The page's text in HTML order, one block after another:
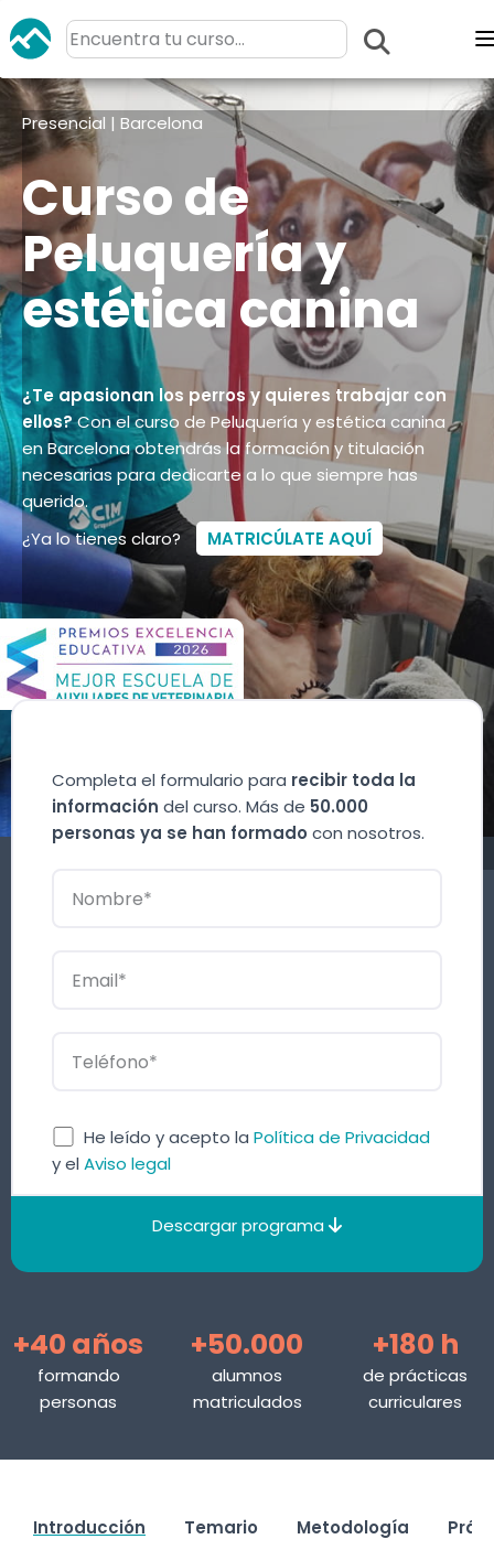
Presencial | Barcelona
Curso de
Peluquería y
estética canina
¿Te apasionan los perros y quieres trabajar con
ellos?Con el curso de Peluquería y estética canina
en Barcelona obtendrás la formación y titulación
necesarias para dedicarte a lo que siempre has
querido.
¿Ya lo tienes claro?
MATRICÚLATE AQUÍ
Completa el formulario para recibir toda la
información del curso. Más de 50.000
personas ya se han formado con nosotros.
He leído y acepto la Política de Privacidad
y el Aviso legal
Descargar programa
+40 años
formando
personas
+50.000
alumnos
matriculados
+180 h
de prácticas
curriculares
Introducción Temario Metodología